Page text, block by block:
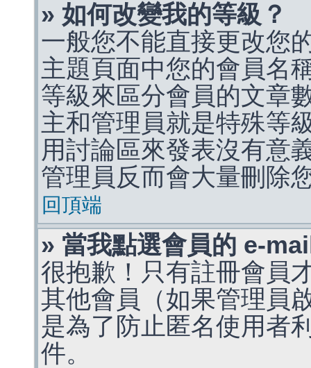
» 如何改變我的等級？
一般您不能直接更改您
主題頁面中您的會員名
等級來區分會員的文章
主和管理員就是特殊等
用討論區來發表沒有意
管理員反而會大量刪除
回頂端
» 當我點選會員的 e-
很抱歉！只有註冊會員
其他會員（如果管理員
是為了防止匿名使用者
件。